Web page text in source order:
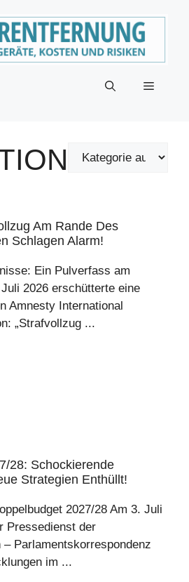
Menü
Am Rande Des
Schlagen Alarm!
Ein Pulverfass am
2026 erschütterte eine
Amnesty International
„Strafvollzug ...
28: Schockierende
Strategien Enthüllt!
2027/28 Am 3. Juli
Pressedienst der
Parlamentskorrespondenz
im ...